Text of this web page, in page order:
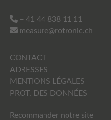
+ 41 44 838 11 11
measure@rotronic.ch
CONTACT
ADRESSES
MENTIONS LÉGALES
PROT. DES DONNÉES
Recommander notre site